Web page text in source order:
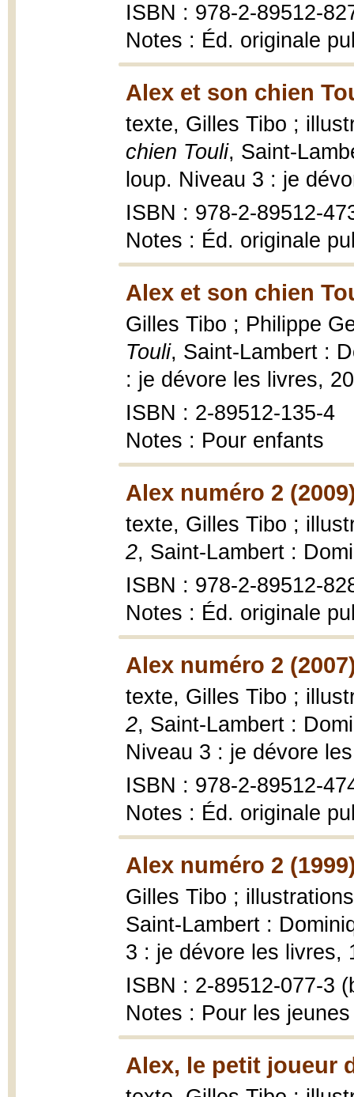
ISBN : 978-2-89512-
Notes : Éd. originale
Alex et son chien
texte, Gilles Tibo ;
chien Touli, Saint-
loup. Niveau 3 : je
ISBN : 978-2-89512-
Notes : Éd. originale
Alex et son chien
Gilles Tibo ; Philippe
Touli, Saint-Lambert :
: je dévore les livres,
ISBN : 2-89512-135-4
Notes : Pour enfants
Alex numéro 2
texte, Gilles Tibo ;
2, Saint-Lambert :
ISBN : 978-2-89512-
Notes : Éd. originale
Alex numéro 2
texte, Gilles Tibo ;
2, Saint-Lambert :
Niveau 3 : je dévore
ISBN : 978-2-89512-
Notes : Éd. originale
Alex numéro 2
Gilles Tibo ;
Saint-Lambert :
3 : je dévore les livres,
ISBN : 2-89512-077-3
Notes : Pour les jeunes
Alex, le petit joueur